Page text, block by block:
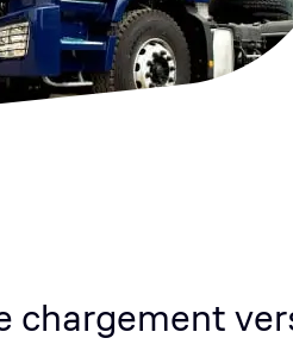
chargement